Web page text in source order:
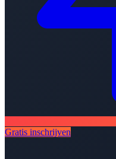
Gratis inschrijven